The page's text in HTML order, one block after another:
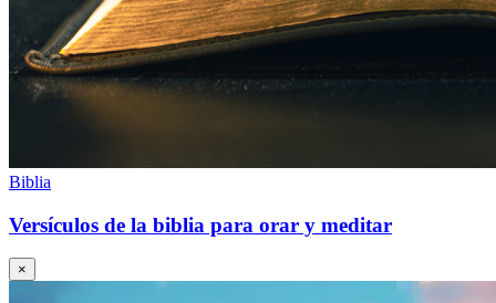
Biblia
Versículos de la biblia para orar y meditar
×